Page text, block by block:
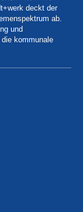
deckt der
ab.
und
kommunale